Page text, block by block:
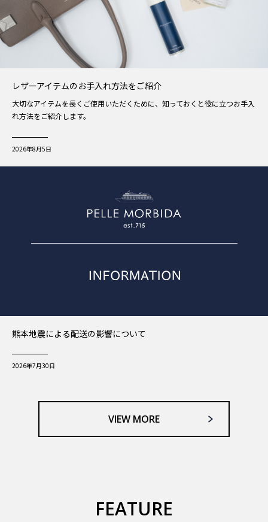
レザーアイテムのお手入れ方法をご紹介
大切なアイテムを長くご使用いただくために、知っておくと役に立つお手入
れ方法をご紹介します。
2026年8月5日
熊本地震による配送の影響について
2026年7月30日
VIEW MORE
FEATURE